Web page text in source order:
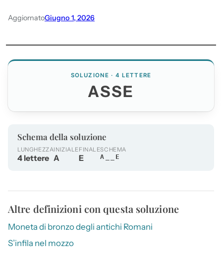
AggiornatoGiugno 1, 2026
SOLUZIONE · 4 LETTERE
ASSE
Schema della soluzione
LUNGHEZZA
4 lettere
INIZIALE
A
FINALE
E
SCHEMA
A__E
Altre definizioni con questa soluzione
Moneta di bronzo degli antichi Romani
S’infila nel mozzo